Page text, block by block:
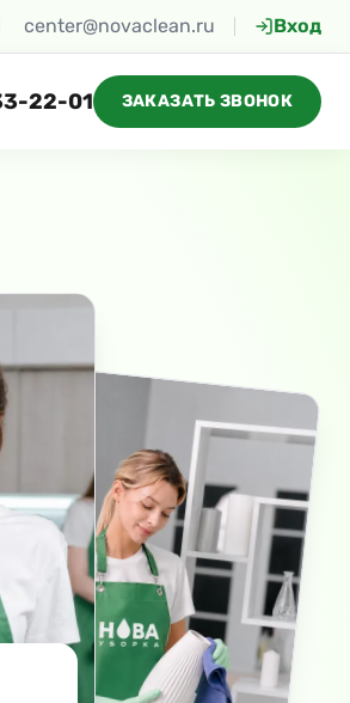
center@novaclean.ru Вход
22-01 ЗАКАЗАТЬ ЗВОНОК